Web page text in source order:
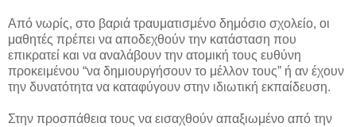
Από νωρίς, στο βαριά τραυματισμένο δημόσιο σχολείο, οι
μαθητές πρέπει να αποδεχθούν την κατάσταση που
επικρατεί και να αναλάβουν την ατομική τους ευθύνη
προκειμένου “να δημιουργήσουν το μέλλον τους” ή αν έχουν
την δυνατότητα να καταφύγουν στην ιδιωτική εκπαίδευση.
Στην προσπάθεια τους να εισαχθούν απαξιωμένο από την